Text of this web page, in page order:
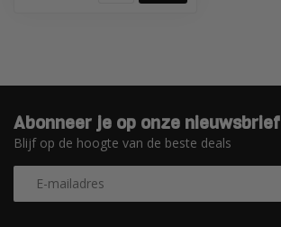
Abonneer je op onze nieuwsbrief
Blijf op de hoogte van de beste deals